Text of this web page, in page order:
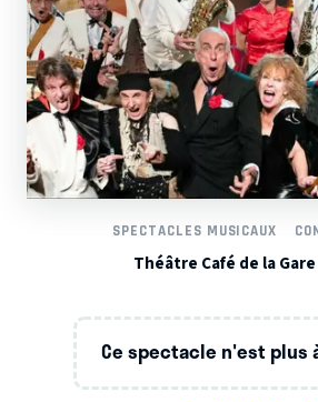
SPECTACLES MUSICAUX
Théâtre Café de la Gare
Ce spectacle n'est plus